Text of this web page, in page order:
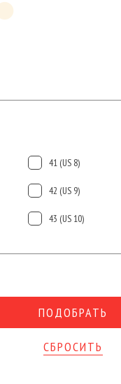
41 (US 8)
42 (US 9)
43 (US 10)
СБРОСИТЬ